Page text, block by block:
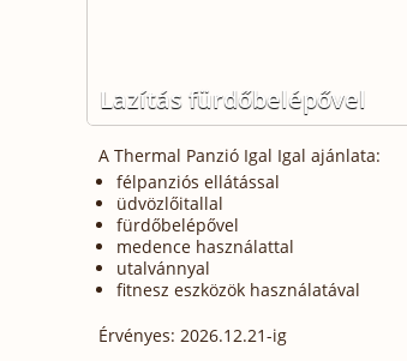
Lazítás fürdőbelépővel
A Thermal Panzió Igal Igal ajánlata:
félpanziós ellátással
üdvözlőitallal
fürdőbelépővel
medence használattal
utalvánnyal
fitnesz eszközök használatával
Érvényes: 2026.12.21-ig